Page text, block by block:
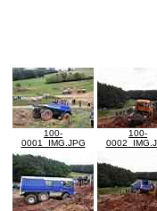
100-
0001_IMG.JPG
100-